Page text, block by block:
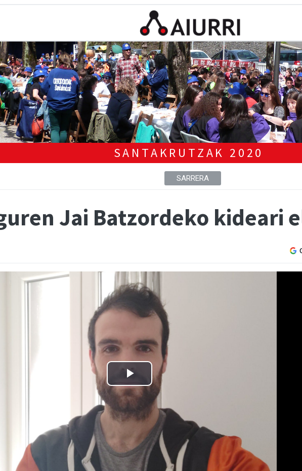
SANTAKRUTZAK 2020
SARRERA
Jai Batzordeko kideari